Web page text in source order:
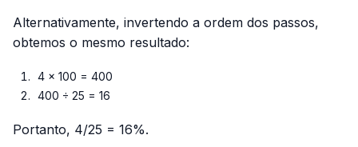
Alternativamente, invertendo a ordem dos passos,
obtemos o mesmo resultado:
4 × 100 = 400
400 ÷ 25 = 16
Portanto, 4/25 = 16%.